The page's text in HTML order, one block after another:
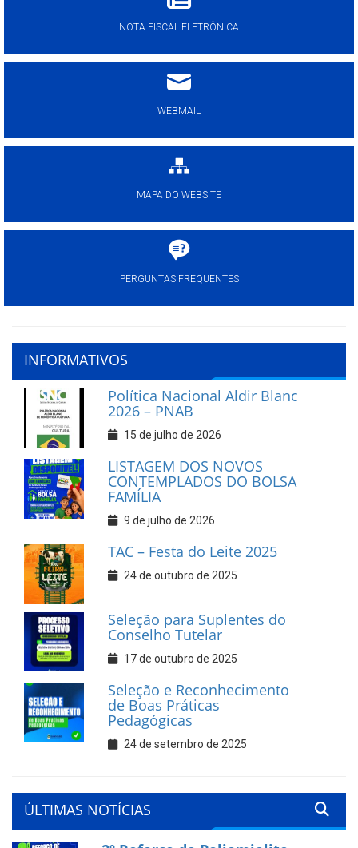
NOTA FISCAL ELETRÔNICA
WEBMAIL
MAPA DO WEBSITE
PERGUNTAS FREQUENTES
INFORMATIVOS
Política Nacional Aldir Blanc
2026 – PNAB
15 de julho de 2026
LISTAGEM DOS NOVOS
CONTEMPLADOS DO BOLSA
FAMÍLIA
9 de julho de 2026
TAC – Festa do Leite 2025
24 de outubro de 2025
Seleção para Suplentes do
Conselho Tutelar
17 de outubro de 2025
Seleção e Reconhecimento
de Boas Práticas
Pedagógicas
24 de setembro de 2025
ÚLTIMAS NOTÍCIAS